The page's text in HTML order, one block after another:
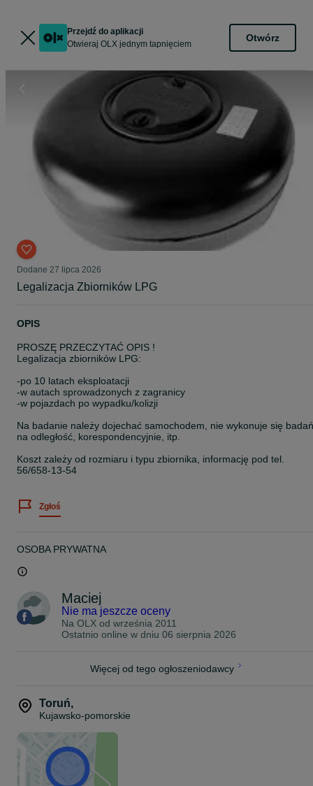
Przejdź do aplikacji
Otwieraj OLX jednym tapnięciem
Otwórz
Dodane 27 lipca 2026
Legalizacja Zbiorników LPG
OPIS
PROSZĘ PRZECZYTAĆ OPIS !
Legalizacja zbiorników LPG:
-po 10 latach eksploatacji
-w autach sprowadzonych z zagranicy
-w pojazdach po wypadku/kolizji
Na badanie należy dojechać samochodem, nie wykonuje się badań
na odległość, korespondencyjnie, itp.
Koszt zależy od rozmiaru i typu zbiornika, informację pod tel.
56/658-13-54
Zgłoś
OSOBA PRYWATNA
Maciej
Nie ma jeszcze oceny
Na OLX od września 2011
Ostatnio online w dniu 06 sierpnia 2026
Więcej od tego ogłoszeniodawcy
Toruń,
Kujawsko-pomorskie